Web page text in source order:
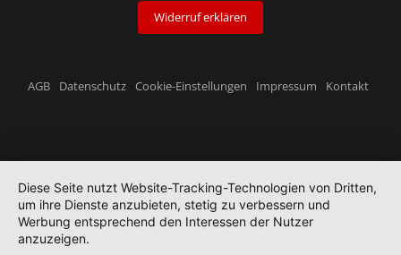
Widerruf erklären
AGB Datenschutz Cookie-Einstellungen Impressum Kontakt
Diese Seite nutzt Website-Tracking-Technologien von Dritten,
um ihre Dienste anzubieten, stetig zu verbessern und
Werbung entsprechend den Interessen der Nutzer
anzuzeigen.